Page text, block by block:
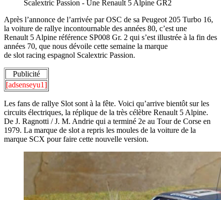
Scalextric Passion - Une Renault 5 Alpine GR2
Après l’annonce de l’arrivée par OSC de sa Peugeot 205 Turbo 16,
la voiture de rallye incontournable des années 80, c’est une
Renault 5 Alpine référence SP008 Gr. 2 qui s’est illustrée à la fin des
années 70, que nous dévoile cette semaine la marque
de slot racing espagnol Scalextric Passion.
Publicité
[adsenseyu1]
Les fans de rallye Slot sont à la fête. Voici qu’arrive bientôt sur les
circuits électriques, la réplique de la très célèbre Renault 5 Alpine.
De J. Ragnotti / J. M. Andrie qui a terminé 2e au Tour de Corse en
1979. La marque de slot a repris les moules de la voiture de la
marque SCX pour faire cette nouvelle version.